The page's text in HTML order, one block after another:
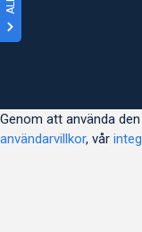
Genom att använda
användarvillkor, vår